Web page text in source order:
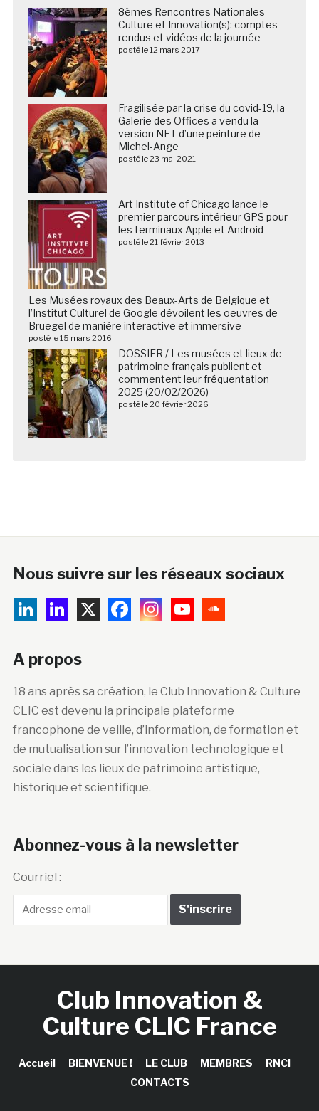
8èmes Rencontres Nationales
Culture et Innovation(s): comptes-
rendus et vidéos de la journée
posté le 12 mars 2017
Fragilisée par la crise du covid-19, la
Galerie des Offices a vendu la
version NFT d’une peinture de
Michel-Ange
posté le 23 mai 2021
Art Institute of Chicago lance le
premier parcours intérieur GPS pour
les terminaux Apple et Android
posté le 21 février 2013
Les Musées royaux des Beaux-Arts de Belgique et
l’Institut Culturel de Google dévoilent les oeuvres de
Bruegel de manière interactive et immersive
posté le 15 mars 2016
DOSSIER / Les musées et lieux de
patrimoine français publient et
commentent leur fréquentation
2025 (20/02/2026)
posté le 20 février 2026
Nous suivre sur les réseaux sociaux
A propos
18 ans après sa création, le Club Innovation & Culture
CLIC est devenu la principale plateforme
francophone de veille, d’information, de formation et
de mutualisation sur l’innovation technologique et
sociale dans les lieux de patrimoine artistique,
historique et scientifique.
Abonnez-vous à la newsletter
Courriel :
Club Innovation &
Culture CLIC France
Accueil BIENVENUE ! LE CLUB MEMBRES
RNCI
CONTACTS